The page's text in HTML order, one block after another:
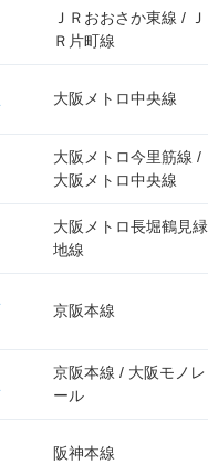
ＪＲおおさか東線 / Ｊ
Ｒ片町線
大阪メトロ中央線
大阪メトロ今里筋線 /
大阪メトロ中央線
大阪メトロ長堀鶴見緑
地線
京阪本線
京阪本線 / 大阪モノレ
ール
阪神本線